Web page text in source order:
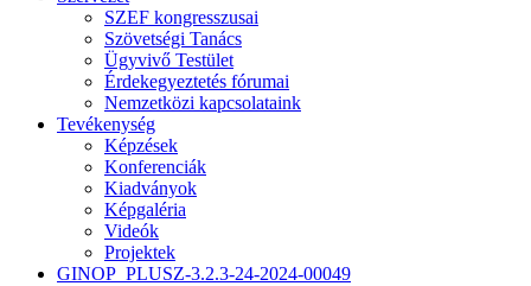
SZEF kongresszusai
Szövetségi Tanács
Ügyvivő Testület
Érdekegyeztetés fórumai
Nemzetközi kapcsolataink
Tevékenység
Képzések
Konferenciák
Kiadványok
Képgaléria
Videók
Projektek
GINOP_PLUSZ-3.2.3-24-2024-00049